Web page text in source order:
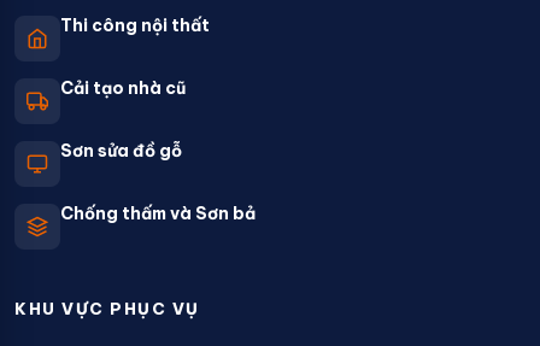
Thi công nội thất
Cải tạo nhà cũ
Sơn sửa đồ gỗ
Chống thấm và Sơn bả
KHU VỰC PHỤC VỤ